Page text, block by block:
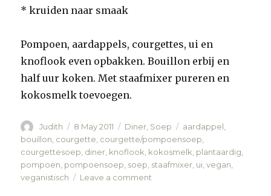
* kruiden naar smaak
Pompoen, aardappels, courgettes, ui en
knoflook even opbakken. Bouillon erbij en
half uur koken. Met staafmixer pureren en
kokosmelk toevoegen.
Author
Judith
Posted
on
8 May 2011 Categories
Diner Soep Tags
aardappel
bouillon courgette courgette/pompoensoep
courgettesoep diner knoflook kokosmelk plantaardig
pompoen pompoensoep soep staafmixer ui ,vegan
veganistisch
Leave a comment